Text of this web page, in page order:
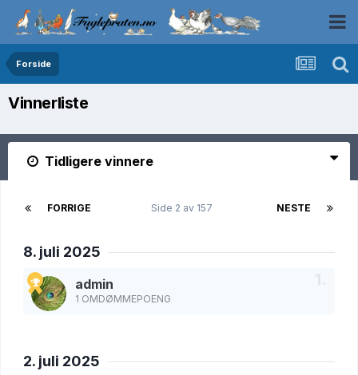
Forside
Vinnerliste
Tidligere vinnere
FORRIGE NESTE
Side 2 av 157
8. juli 2025
admin
1 OMDØMMEPOENG
2. juli 2025